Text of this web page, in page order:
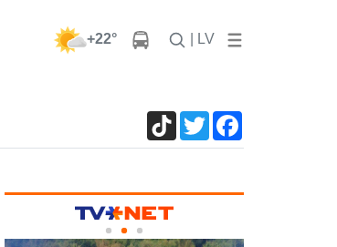
+22° | LV
TikTokTwitter